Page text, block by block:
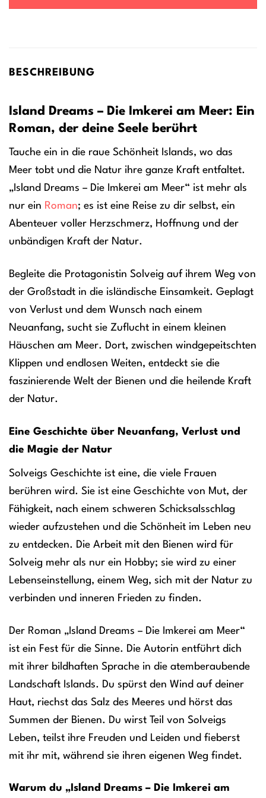
BESCHREIBUNG
Island Dreams – Die Imkerei am Meer: Ein
Roman, der deine Seele berührt
Tauche ein in die raue Schönheit Islands, wo das
Meer tobt und die Natur ihre ganze Kraft entfaltet.
„Island Dreams – Die Imkerei am Meer“ ist mehr als
nur ein Roman; es ist eine Reise zu dir selbst, ein
Abenteuer voller Herzschmerz, Hoffnung und der
unbändigen Kraft der Natur.
Begleite die Protagonistin Solveig auf ihrem Weg von
der Großstadt in die isländische Einsamkeit. Geplagt
von Verlust und dem Wunsch nach einem
Neuanfang, sucht sie Zuflucht in einem kleinen
Häuschen am Meer. Dort, zwischen windgepeitschten
Klippen und endlosen Weiten, entdeckt sie die
faszinierende Welt der Bienen und die heilende Kraft
der Natur.
Eine Geschichte über Neuanfang, Verlust und
die Magie der Natur
Solveigs Geschichte ist eine, die viele Frauen
berühren wird. Sie ist eine Geschichte von Mut, der
Fähigkeit, nach einem schweren Schicksalsschlag
wieder aufzustehen und die Schönheit im Leben neu
zu entdecken. Die Arbeit mit den Bienen wird für
Solveig mehr als nur ein Hobby; sie wird zu einer
Lebenseinstellung, einem Weg, sich mit der Natur zu
verbinden und inneren Frieden zu finden.
Der Roman „Island Dreams – Die Imkerei am Meer“
ist ein Fest für die Sinne. Die Autorin entführt dich
mit ihrer bildhaften Sprache in die atemberaubende
Landschaft Islands. Du spürst den Wind auf deiner
Haut, riechst das Salz des Meeres und hörst das
Summen der Bienen. Du wirst Teil von Solveigs
Leben, teilst ihre Freuden und Leiden und fieberst
mit ihr mit, während sie ihren eigenen Weg findet.
Warum du „Island Dreams – Die Imkerei am